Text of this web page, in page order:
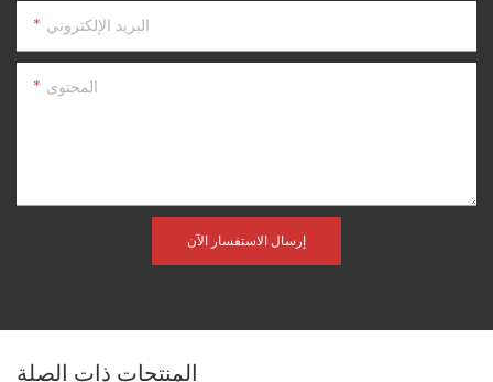
البريد الإلكتروني
المحتوى
إرسال الاستفسار الآن
المنتجات ذات الصلة